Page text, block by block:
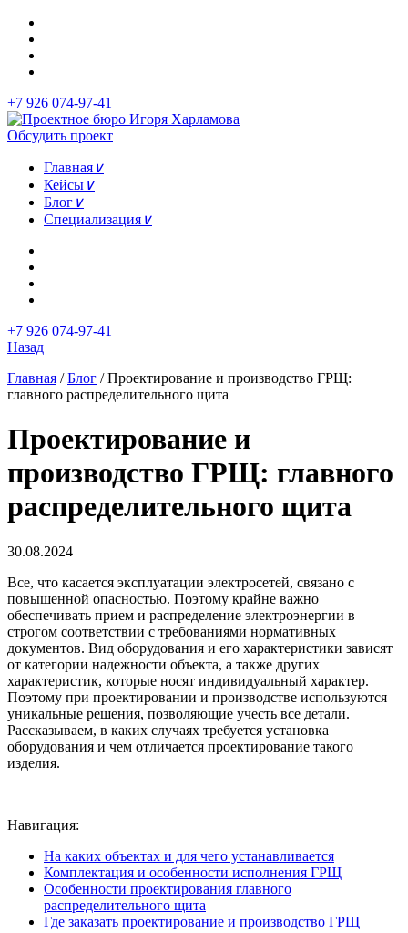
+7 926 074-97-41
Обсудить проект
Главная ∨
Кейсы ∨
Блог ∨
Специализация ∨
+7 926 074-97-41
Назад
Главная /Блог /Проектирование и производство ГРЩ:
главного распределительного щита
Проектирование и
производство ГРЩ: главного
распределительного щита
30.08.2024
Все, что касается эксплуатации электросетей, связано с
повышенной опасностью. Поэтому крайне важно
обеспечивать прием и распределение электроэнергии в
строгом соответствии с требованиями нормативных
документов. Вид оборудования и его характеристики зависят
от категории надежности объекта, а также других
характеристик, которые носят индивидуальный характер.
Поэтому при проектировании и производстве используются
уникальные решения, позволяющие учесть все детали.
Рассказываем, в каких случаях требуется установка
оборудования и чем отличается проектирование такого
изделия.
Навигация:
На каких объектах и для чего устанавливается
Комплектация и особенности исполнения ГРЩ
Особенности проектирования главного
распределительного щита
Где заказать проектирование и производство ГРЩ